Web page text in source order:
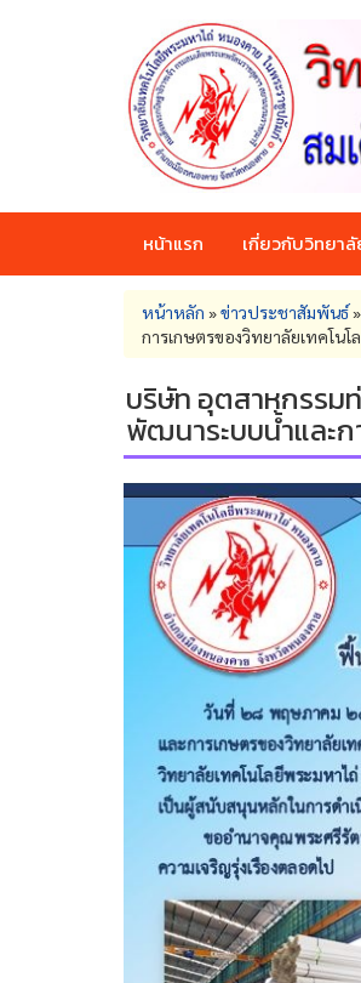
หน้าแรก เกี่ยวกับวิทยา
You
are
here
หน้าหลัก »ข่าวประชาสัมพันธ์»
การเกษตรของวิทยาลัยเทคโน
บริษัท อุตสาหกรรม
พัฒนาระบบน้ำและก